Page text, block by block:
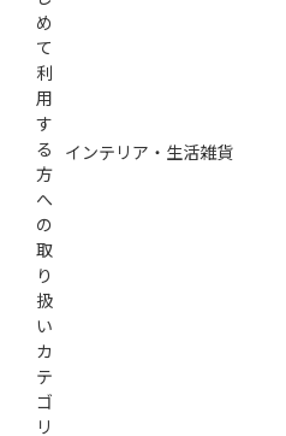
インテリア・生活雑貨